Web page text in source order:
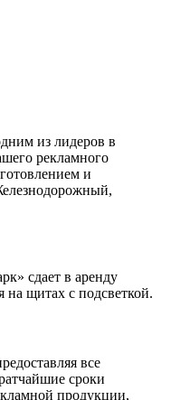
из лидеров в
рекламного
и
сдает в аренду
щитах с подсветкой.
все
сроки
продукции,